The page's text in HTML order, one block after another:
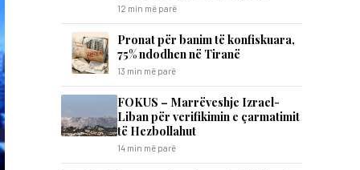
12 min më parë
Pronat për banim të konfiskuara,
75% ndodhen në Tiranë
13 min më parë
FOKUS – Marrëveshje Izrael-
Liban për verifikimin e çarmatimit
të Hezbollahut
14 min më parë